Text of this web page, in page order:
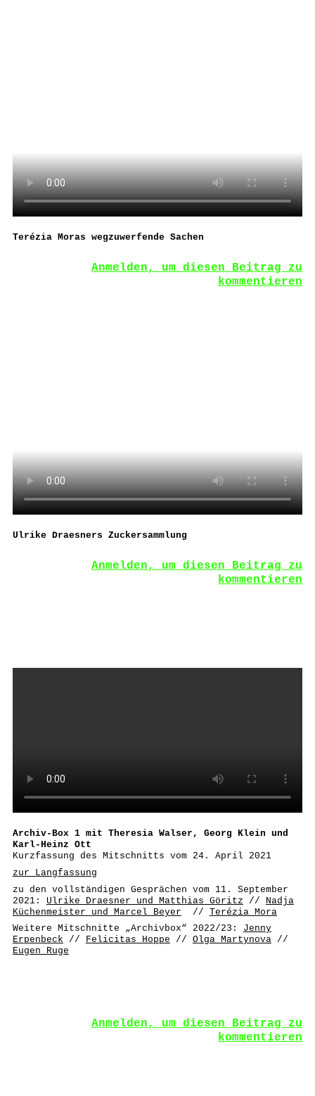
Terézia Moras wegzuwerfende Sachen
Anmelden, um diesen Beitrag zu
kommentieren
Ulrike Draesners Zuckersammlung
Anmelden, um diesen Beitrag zu
kommentieren
Archiv-Box 1 mit Theresia Walser, Georg Klein und
Karl-Heinz Ott
Kurzfassung des Mitschnitts vom 24. April 2021
zur Langfassung
zu den vollständigen Gesprächen vom 11. September
2021: Ulrike Draesner und Matthias Göritz //
Nadja
Küchenmeister und Marcel Beyer // Terézia Mora
Weitere Mitschnitte „Archivbox“ 2022/23: Jenny
Erpenbeck // Felicitas Hoppe // Olga Martynova//
Eugen Ruge
Anmelden, um diesen Beitrag zu
kommentieren